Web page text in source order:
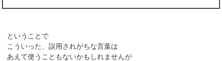
ということで
こういった、誤用されがちな言葉は
あえて使うこともないかもしれませんが